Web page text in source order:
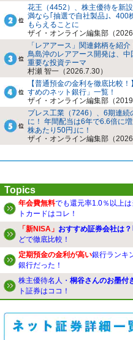
花王（4452）、株主優待を新
満なら｢抽選で自社製品｣、400
もらえることに
ザイ・オンライン編集部（
「レアアース」関連銘柄を紹
鳥島沖のレアアース開発は、
重要な投資テーマ
村瀬 智一（2026.7.30）
【普通預金の金利を徹底比較
すめのネット銀行」一覧！
ザイ・オンライン編集部（
プレス工業（7246）、6期連続
に！ 年間配当は6年で6.6倍に
株あたり50円｣に！
ザイ・オンライン編集部（
Topics
年会費無料でも還元率1.0％以上
トカードはコレ！
「新NISA」 おすすめ証券会社は？
どで徹底比較！
定期預金の金利が高い銀行ランキ
銀行だった！
株主優待名人・ 桐谷さんのお墨付
ト証券はココ！